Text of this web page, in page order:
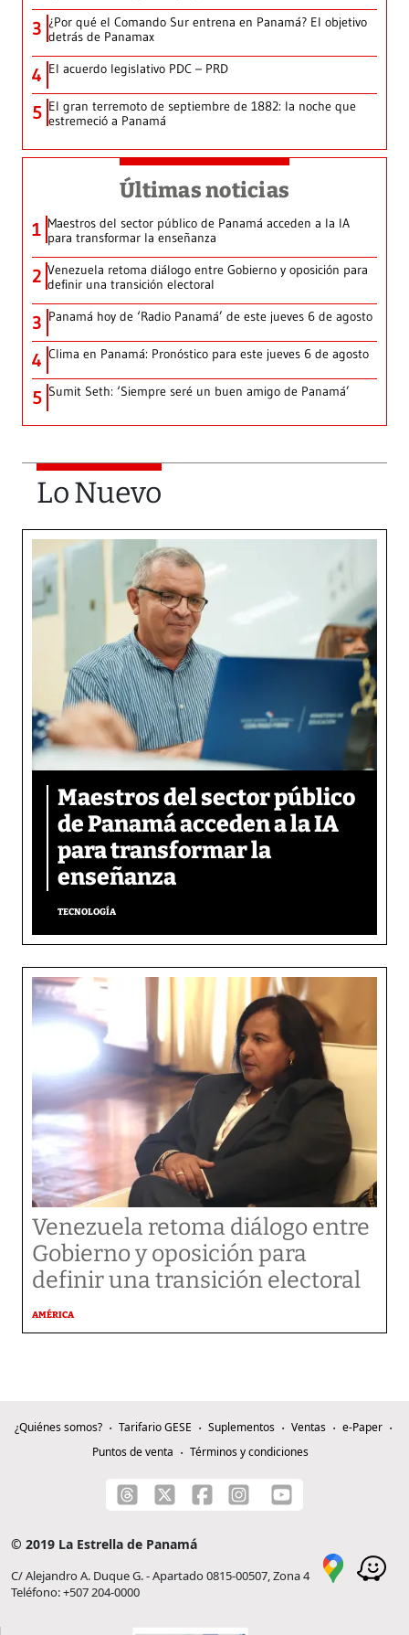
3 ¿Por qué el Comando Sur entrena en Panamá? El objetivo
detrás de Panamax
4 El acuerdo legislativo PDC – PRD
5 El gran terremoto de septiembre de 1882: la noche que
estremeció a Panamá
Últimas noticias
1 Maestros del sector público de Panamá acceden a la IA
para transformar la enseñanza
2 Venezuela retoma diálogo entre Gobierno y oposición para
definir una transición electoral
3 Panamá hoy de ‘Radio Panamá’ de este jueves 6 de agosto
4 Clima en Panamá: Pronóstico para este jueves 6 de agosto
5 Sumit Seth: ‘Siempre seré un buen amigo de Panamá’
Lo Nuevo
Maestros del sector público
de Panamá acceden a la IA
para transformar la
enseñanza
TECNOLOGÍA
Venezuela retoma diálogo entre
Gobierno y oposición para
definir una transición electoral
AMÉRICA
¿Quiénes somos? Tarifario GESE Suplementos Ventas
e-Paper
Puntos de venta
Términos y condiciones
© 2019 La Estrella de Panamá
C/ Alejandro A. Duque G. - Apartado 0815-00507, Zona 4
Teléfono: +507 204-0000